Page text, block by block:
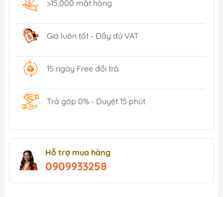
>15,000 mặt hàng
Giá luôn tốt - Đầy đủ VAT
15 ngày Free đổi trả
Trả góp 0% - Duyệt 15 phút
Hỗ trợ mua hàng
0909933258